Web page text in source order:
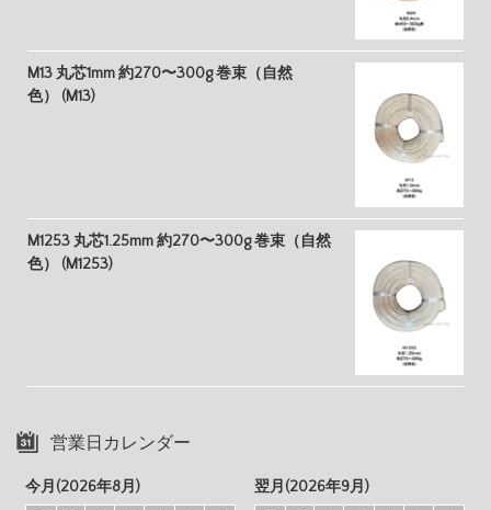
M13 丸芯1mm 約270〜300g 巻束（自然
色） (M13)
M1253 丸芯1.25mm 約270〜300g 巻束（自然
色） (M1253)
営業日カレンダー
今月(2026年8月)
翌月(2026年9月)